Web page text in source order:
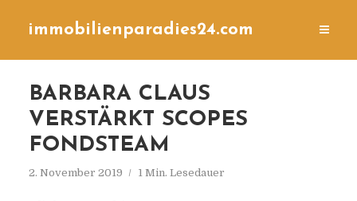
immobilienparadies24.com
BARBARA CLAUS
VERSTÄRKT SCOPES
FONDSTEAM
2. November 2019 1 Min. Lesedauer